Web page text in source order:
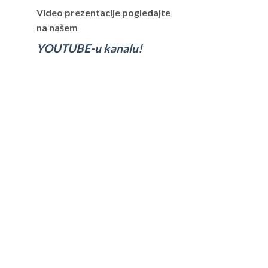
Video prezentacije pogledajte
na našem
YOUTUBE-u kanalu!